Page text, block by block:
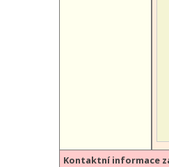
Kontaktní informace